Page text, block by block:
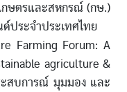
กษตรและสหกรณ์ (กษ.)
ประจำประเทศไทย
Farming Forum: A
agriculture &
ะสบการณ์ มุมมอง และ